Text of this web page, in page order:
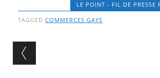
LE POINT - FIL DE PRESSE
TAGGEDCOMMERCES GAYS
Post navigation